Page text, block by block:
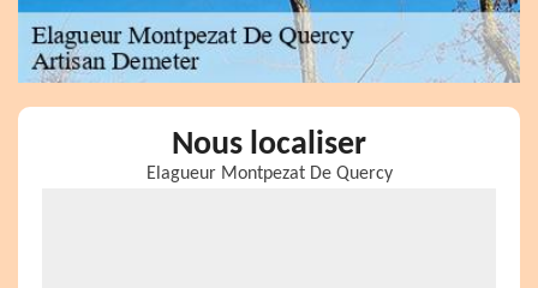
Nous localiser
Elagueur Montpezat De Quercy